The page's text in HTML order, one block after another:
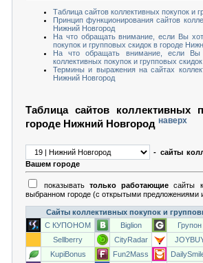
Таблица сайтов коллективных покупок и
Принцип функционирования сайтов
Нижний Новгород
На что обращать внимание, если Вы
покупок и групповых скидок в городе
На что обращать внимание, если Вы
коллективных покупок и групповых
Термины и выражения на сайтах
Нижний Новгород
Таблица сайтов коллективных
городе Нижний Новгород наверх
- сайты
Вашем городе
показыватьтолько работающие сайты
выбранном городе (с открытыми предложениями
Сайты коллективных покупок и
С КУПОНОМ
Biglion Групон
Sellberry
CityRadar
KupiBonus
Fun2Mass